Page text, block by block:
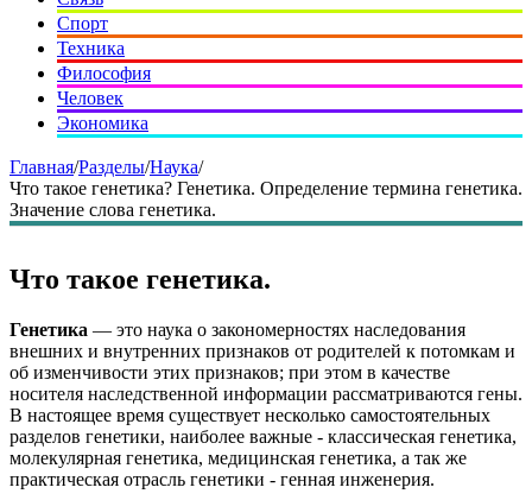
Спорт
Техника
Философия
Человек
Экономика
Главная/Разделы/Наука/
Что такое генетика? Генетика. Определение термина генетика.
Значение слова генетика.
Что такое генетика.
Генетика — это наука о закономерностях наследования
внешних и внутренних признаков от родителей к потомкам и
об изменчивости этих признаков; при этом в качестве
носителя наследственной информации рассматриваются гены.
В настоящее время существует несколько самостоятельных
разделов генетики, наиболее важные - классическая генетика,
молекулярная генетика, медицинская генетика, а так же
практическая отрасль генетики - генная инженерия.